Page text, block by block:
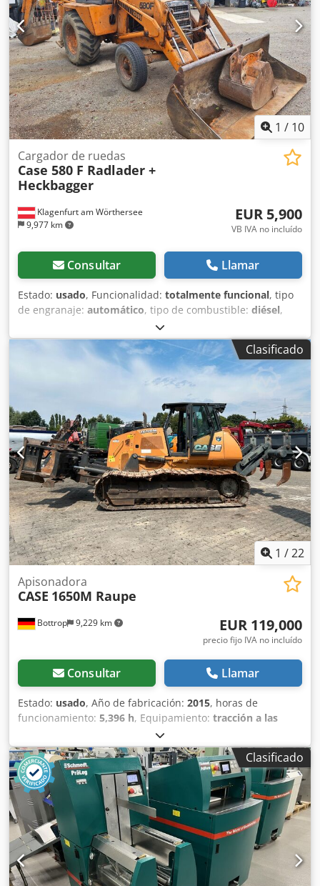
1 / 10
Klagenfurt am Wörthersee
9,977 km
Cargador de ruedas
Case 580 F Radlader +
Heckbagger
EUR 5,900
VB IVA no incluído
Consultar Llamar
Estado: usado, Funcionalidad: totalmente funcional, tipo
de engranaje: automático, tipo de combustible: diésel,
, configuración de ejes:
primer registro:10/1977, Año de fabricación:1977,
Equipamiento:hidráulica, Técnicamente en buen estado
Codpfx Ast S Idrjk Dsrf
Clasificado
1 /22
Bottrop 9,229 km
Apisonadora
CASE 1650M Raupe
EUR 119,000
precio fijo IVA no incluído
Consultar Llamar
Estado: usado, Año de fabricación: 2015, horas de
funcionamiento: 5,396 h, Equipamiento: tracción a las
, CATERPILLAR Modelo: 1650M Peso en vacío:
19 200 kg Potencia: 122 kW Horas de trabajo: 5396
Equipamiento: - Asiento calefactado - Aire acondicionado
Codpfjzhyrmsx Ak Djrf - Radio - Rastrillo trasero con 3
dientes - Dispositivos y rejillas de protección de la cabina
en la parte delantera - Pala niveladora (plegable
hidráulicamente) Con gusto le brindamos asistencia
también en el área de financiación/arrendamiento a través
de nuestros socios. Todos los datos sin garantía. Salvo
error y omisión.
Clasificado